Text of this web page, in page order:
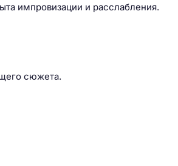
импровизации и расслабления.
сюжета.